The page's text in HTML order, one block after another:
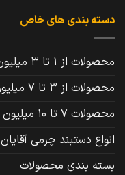
دسته بندی های خاص
محصولات از 1 تا 3 میلیون تومان
محصولات از 3 تا 7 میلیون تومان
محصولات 7 تا 10 میلیون تومان
انواع دستبند چرمی آقایان
بسته بندی محصولات